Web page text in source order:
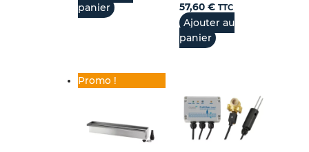
panier
57,60 € TTC
Ajouter au
panier
Promo !